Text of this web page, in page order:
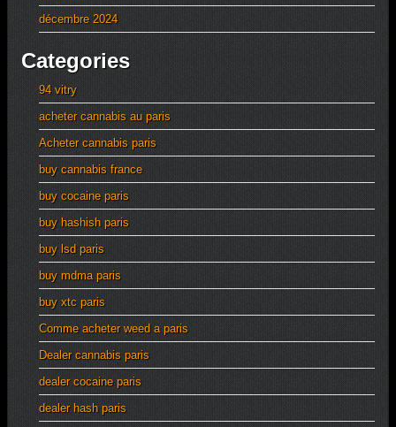
décembre 2024
Categories
94 vitry
acheter cannabis au paris
Acheter cannabis paris
buy cannabis france
buy cocaine paris
buy hashish paris
buy lsd paris
buy mdma paris
buy xtc paris
Comme acheter weed a paris
Dealer cannabis paris
dealer cocaine paris
dealer hash paris